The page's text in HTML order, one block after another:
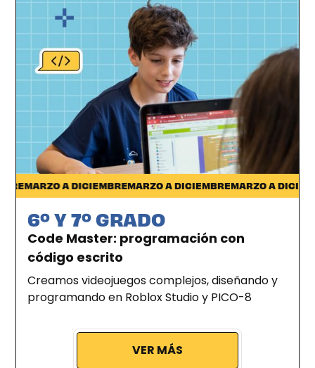
Desde casa
MARZO A DICIEMBREMARZO A DICIEMBREMARZO A
6º Y 7º GRADO
Code Master: programación con
código escrito
Creamos videojuegos complejos, diseñando y
programando en Roblox Studio y PICO-8
VER MÁS